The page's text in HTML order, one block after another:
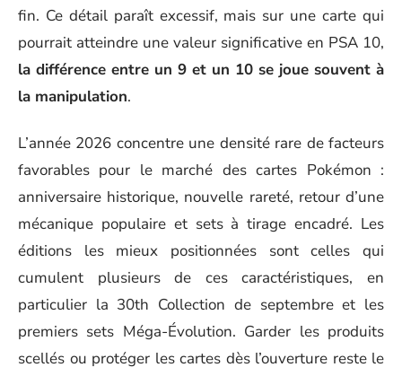
fin. Ce détail paraît excessif, mais sur une carte qui
pourrait atteindre une valeur significative en PSA 10,
la différence entre un 9 et un 10 se joue souvent à
la manipulation.
L’année 2026 concentre une densité rare de facteurs
favorables pour le marché des cartes Pokémon :
anniversaire historique, nouvelle rareté, retour d’une
mécanique populaire et sets à tirage encadré. Les
éditions les mieux positionnées sont celles qui
cumulent plusieurs de ces caractéristiques, en
particulier la 30th Collection de septembre et les
premiers sets Méga-Évolution. Garder les produits
scellés ou protéger les cartes dès l’ouverture reste le